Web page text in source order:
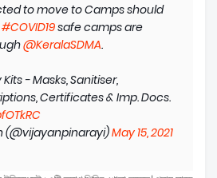
to move to Camps should
#COVID19safe camps are
@KeralaSDMA.
- Masks, Sanitiser,
Certificates & Imp. Docs.
(@vijayanpinarayi)May 15, 2021